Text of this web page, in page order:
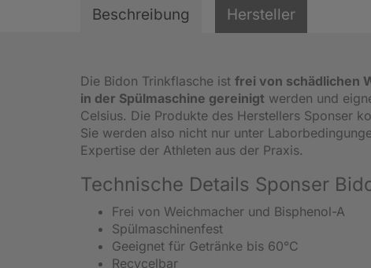
Beschreibung Hersteller
Die Bidon Trinkflasche ist frei von schädlichen
in der Spülmaschine gereinigt werden und
Celsius. Die Produkte des Herstellers Sponser
Sie werden also nicht nur unter
Expertise der Athleten aus der Praxis.
Technische Details Sponser
Frei von Weichmacher und Bisphenol-A
Spülmaschinenfest
Geeignet für Getränke bis 60°C
Recycelbar